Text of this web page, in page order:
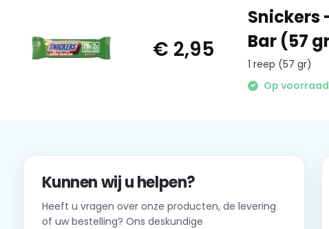
€ 2,95
Snickers
Bar (57
1 reep (57 gr)
Op voorraad
Kunnen wij u helpen?
Heeft u vragen over onze producten, de levering
of uw bestelling? Ons deskundige